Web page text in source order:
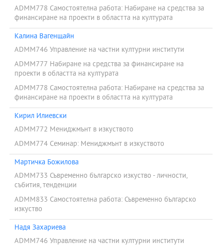
ADMM778 Самостоятелна работа: Набиране на средства за
финансиране на проекти в областта на културата
Калина Вагенщайн
ADMM746 Управление на частни културни институти
ADMM777 Набиране на средства за финансиране на
проекти в областта на културата
ADMM778 Самостоятелна работа: Набиране на средства за
финансиране на проекти в областта на културата
Кирил Илиевски
ADMM772 Мениджмънт в изкуството
ADMM774 Семинар: Мениджмънт в изкуството
Мартичка Божилова
ADMM733 Съвременно българско изкуство - личности,
събития, тенденции
ADMM833 Самостоятелна работа: Съвременно българско
изкуство
Надя Захариева
ADMM746 Управление на частни културни институти